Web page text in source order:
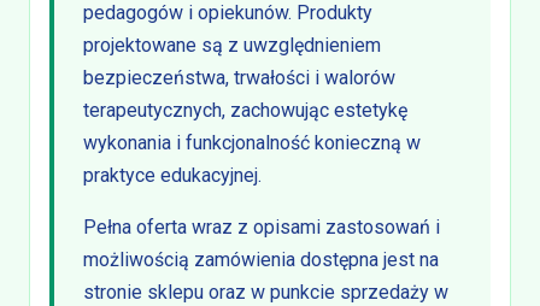
pedagogów i opiekunów. Produkty
projektowane są z uwzględnieniem
bezpieczeństwa, trwałości i walorów
terapeutycznych, zachowując estetykę
wykonania i funkcjonalność konieczną w
praktyce edukacyjnej.
Pełna oferta wraz z opisami zastosowań i
możliwością zamówienia dostępna jest na
stronie sklepu oraz w punkcie sprzedaży w